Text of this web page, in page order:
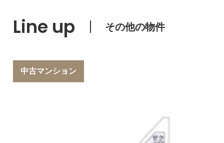
Line up その他の物件
中古マンション